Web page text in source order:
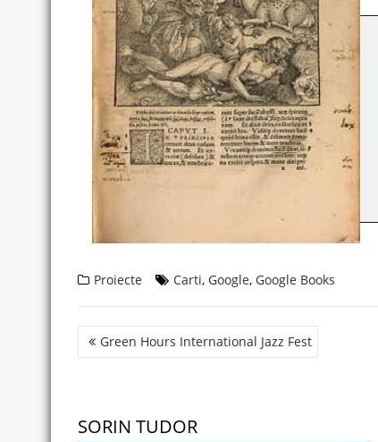
Proiecte
Carti, Google, Google Books
Post
navigation
Green Hours International Jazz Fest
SORIN TUDOR